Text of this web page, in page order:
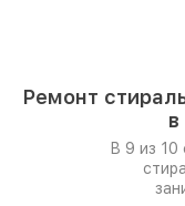
Ремонт
В 9 из